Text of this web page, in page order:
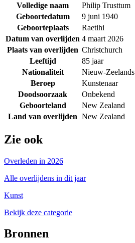
Volledige naam
Philip Trusttum
Geboortedatum
9 juni 1940
Geboorteplaats
Raetihi
Datum van overlijden 4 maart 2026
Plaats van overlijden Christchurch
Leeftijd
85 jaar
Nationaliteit
Nieuw-Zeelands
Beroep
Kunstenaar
Doodsoorzaak
Onbekend
Geboorteland
New Zealand
Land van overlijden New Zealand
Zie ook
Overleden in 2026
Alle overlijdens in dit jaar
Kunst
Bekijk deze categorie
Bronnen